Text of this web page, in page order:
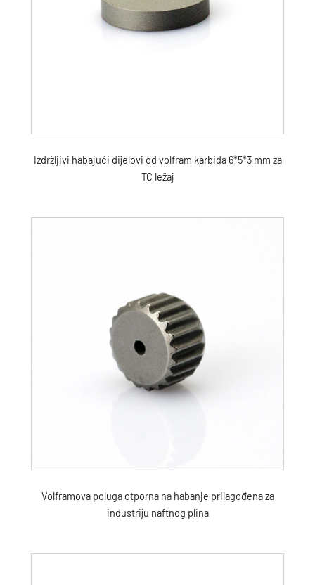
Izdržljivi habajući dijelovi od volfram karbida 6*5*3 mm za
TC ležaj
Volframova poluga otporna na habanje prilagođena za
industriju naftnog plina